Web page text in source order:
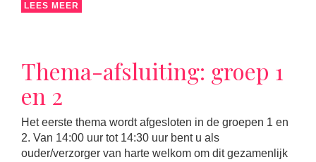
LEES MEER
Thema-afsluiting: groep 1
en 2
Het eerste thema wordt afgesloten in de groepen 1 en
2. Van 14:00 uur tot 14:30 uur bent u als
ouder/verzorger van harte welkom om dit gezamenlijk